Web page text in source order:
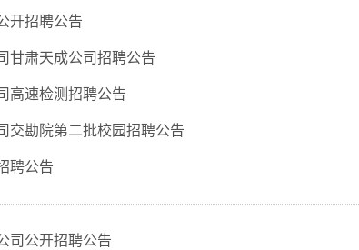
开招聘公告
甘肃天成公司招聘公告
高速检测招聘公告
交勘院第二批校园招聘公告
聘公告
司公开招聘公告